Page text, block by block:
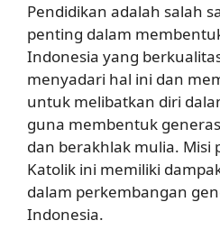
Pendidikan adalah salah
penting dalam
Indonesia yang
menyadari hal ini dan
untuk melibatkan diri
guna membentuk
dan berakhlak mulia. Misi
Katolik ini memiliki
dalam perkembangan
Indonesia.